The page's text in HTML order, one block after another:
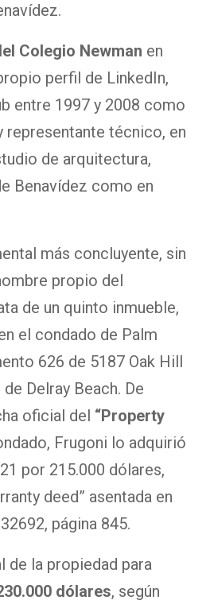
Colegio Newman en
perfil de LinkedIn,
entre 1997 y 2008 como
representante técnico, en
de arquitectura,
Benavídez como en
más concluyente, sin
propio del
de un quinto inmueble,
el condado de Palm
626 de 5187 Oak Hill
Delray Beach. De
oficial del “Property
Frugoni lo adquirió
por 215.000 dólares,
deed” asentada en
página 845.
de la propiedad para
dólares, según